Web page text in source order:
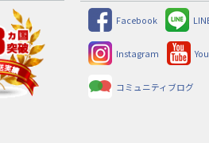
Facebook
Instagram
コミュニティブログ